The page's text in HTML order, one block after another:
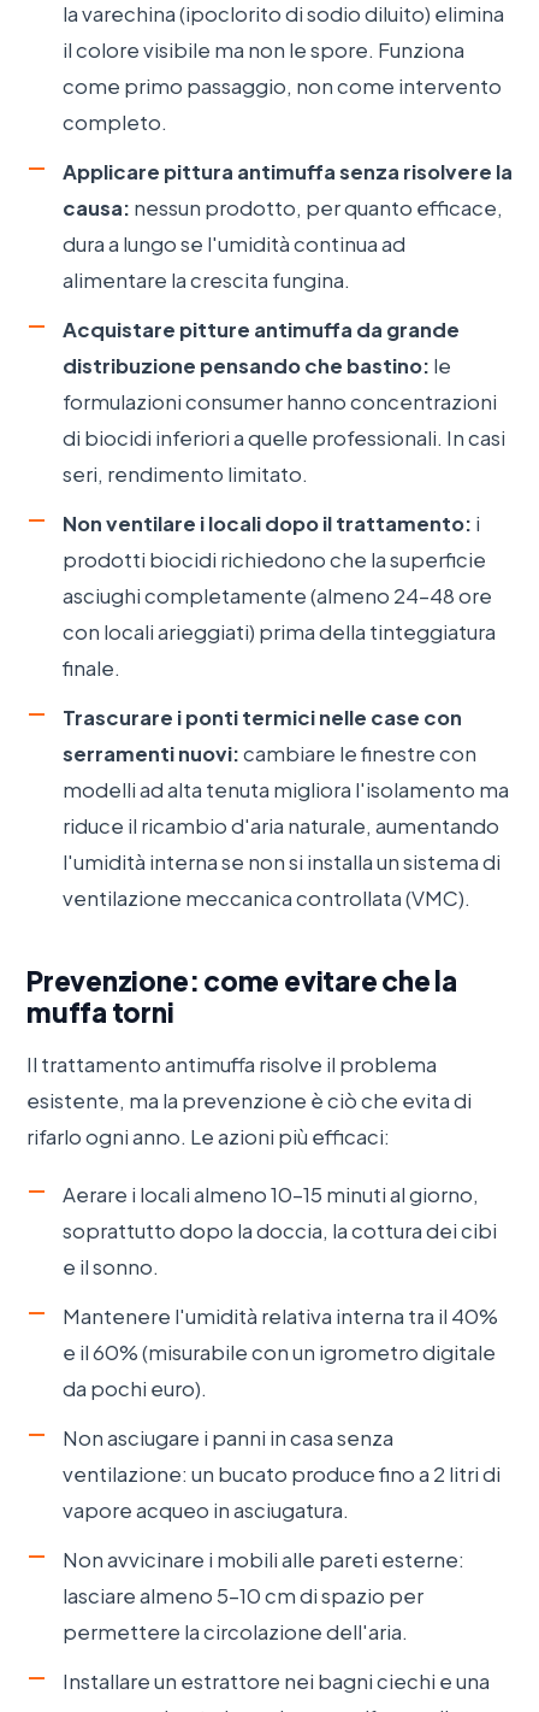
la varechina (ipoclorito di sodio diluito) elimina
il colore visibile ma non le spore. Funziona
come primo passaggio, non come intervento
completo.
Applicare pittura antimuffa senza risolvere la
causa: nessun prodotto, per quanto efficace,
dura a lungo se l'umidità continua ad
alimentare la crescita fungina.
Acquistare pitture antimuffa da grande
distribuzione pensando che bastino: le
formulazioni consumer hanno concentrazioni
di biocidi inferiori a quelle professionali. In casi
seri, rendimento limitato.
Non ventilare i locali dopo il trattamento: i
prodotti biocidi richiedono che la superficie
asciughi completamente (almeno 24–48 ore
con locali arieggiati) prima della tinteggiatura
finale.
Trascurare i ponti termici nelle case con
serramenti nuovi:cambiare le finestre con
modelli ad alta tenuta migliora l'isolamento ma
riduce il ricambio d'aria naturale, aumentando
l'umidità interna se non si installa un sistema di
ventilazione meccanica controllata (VMC).
Prevenzione: come evitare che la
muffa torni
Il trattamento antimuffa risolve il problema
esistente, ma la prevenzione è ciò che evita di
rifarlo ogni anno. Le azioni più efficaci:
Aerare i locali almeno 10–15 minuti al giorno,
soprattutto dopo la doccia, la cottura dei cibi
e il sonno.
Mantenere l'umidità relativa interna tra il 40%
e il 60% (misurabile con un igrometro digitale
da pochi euro).
Non asciugare i panni in casa senza
ventilazione: un bucato produce fino a 2 litri di
vapore acqueo in asciugatura.
Non avvicinare i mobili alle pareti esterne:
lasciare almeno 5–10 cm di spazio per
permettere la circolazione dell'aria.
Installare un estrattore nei bagni ciechi e una